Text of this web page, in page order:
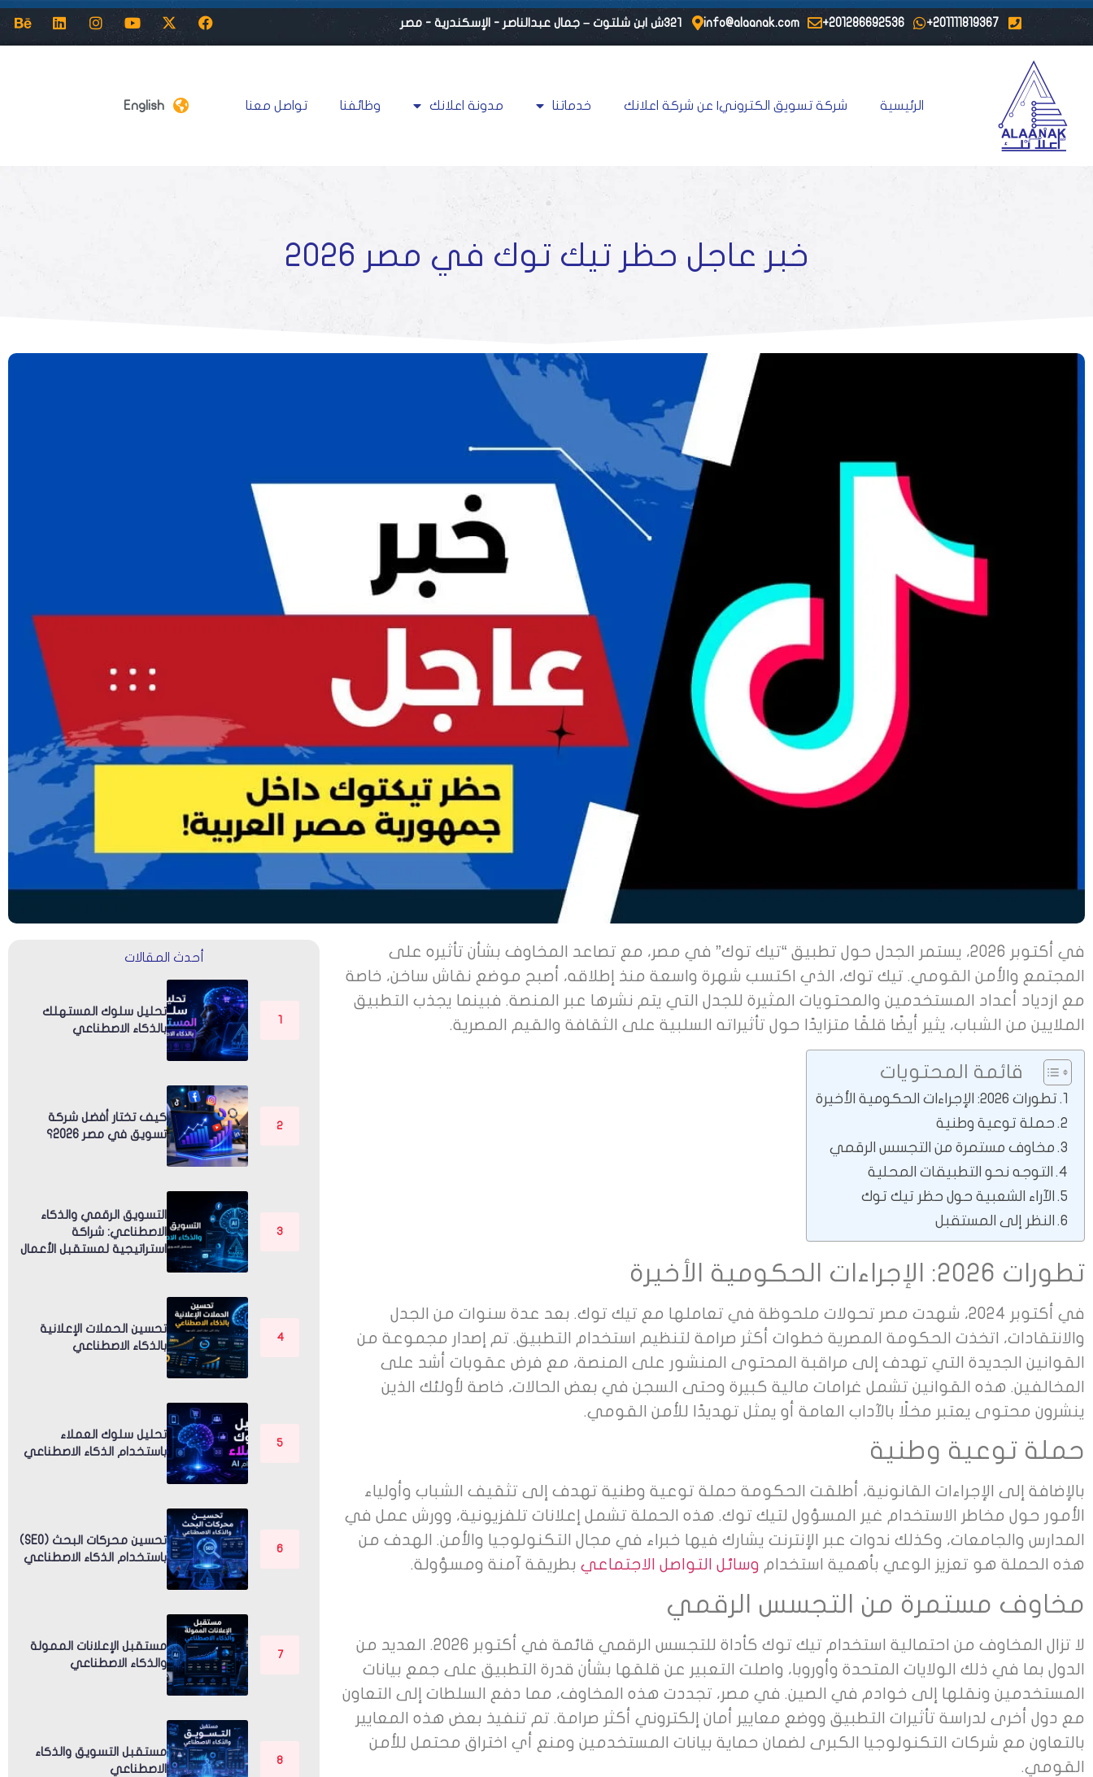
201111819367+
201286692536+
info@alaanak.com ٣٢١ش ابن شلتوت – جمال عبدالناصر - الإسكندرية - مصر
الرئيسية شركة تسويق الكتروني| عن شركة اعلانك خدماتنا مدونة اعلانك وظائفنا تواصل معنا English
خبر عاجل حظر تيك توك في مصر 2026
في أكتوبر 2026، يستمر الجدل حول تطبيق “تيك توك” في مصر، مع تصاعد المخاوف بشأن تأثيره على
المجتمع والأمن القومي. تيك توك، الذي اكتسب شهرة واسعة منذ إطلاقه، أصبح موضع نقاش ساخن، خاصة
مع ازدياد أعداد المستخدمين والمحتويات المثيرة للجدل التي يتم نشرها عبر المنصة. فبينما يجذب التطبيق
الملايين من الشباب، يثير أيضًا قلقًا متزايدًا حول تأثيراته السلبية على الثقافة والقيم المصرية.
قائمة المحتويات
تطورات 2026: الإجراءات الحكومية الأخيرة
حملة توعية وطنية
مخاوف مستمرة من التجسس الرقمي
التوجه نحو التطبيقات المحلية
الآراء الشعبية حول حظر تيك توك
النظر إلى المستقبل
تطورات 2026: الإجراءات الحكومية الأخيرة
في أكتوبر 2024، شهدت مصر تحولات ملحوظة في تعاملها مع تيك توك. بعد عدة سنوات من الجدل
والانتقادات، اتخذت الحكومة المصرية خطوات أكثر صرامة لتنظيم استخدام التطبيق. تم إصدار مجموعة من
القوانين الجديدة التي تهدف إلى مراقبة المحتوى المنشور على المنصة، مع فرض عقوبات أشد على
المخالفين. هذه القوانين تشمل غرامات مالية كبيرة وحتى السجن في بعض الحالات، خاصة لأولئك الذين
ينشرون محتوى يعتبر مخلًا بالآداب العامة أو يمثل تهديدًا للأمن القومي.
حملة توعية وطنية
بالإضافة إلى الإجراءات القانونية، أطلقت الحكومة حملة توعية وطنية تهدف إلى تثقيف الشباب وأولياء
الأمور حول مخاطر الاستخدام غير المسؤول لتيك توك. هذه الحملة تشمل إعلانات تلفزيونية، وورش عمل في
المدارس والجامعات، وكذلك ندوات عبر الإنترنت يشارك فيها خبراء في مجال التكنولوجيا والأمن. الهدف من
هذه الحملة هو تعزيز الوعي بأهمية استخدام وسائل التواصل الاجتماعي بطريقة آمنة ومسؤولة.
مخاوف مستمرة من التجسس الرقمي
لا تزال المخاوف من احتمالية استخدام تيك توك كأداة للتجسس الرقمي قائمة في أكتوبر 2026. العديد من
الدول بما في ذلك الولايات المتحدة وأوروبا، واصلت التعبير عن قلقها بشأن قدرة التطبيق على جمع بيانات
المستخدمين ونقلها إلى خوادم في الصين. في مصر، تجددت هذه المخاوف، مما دفع السلطات إلى التعاون
مع دول أخرى لدراسة تأثيرات التطبيق ووضع معايير أمان إلكتروني أكثر صرامة. تم تنفيذ بعض هذه المعايير
بالتعاون مع شركات التكنولوجيا الكبرى لضمان حماية بيانات المستخدمين ومنع أي اختراق محتمل للأمن
القومي.
أحدث المقالات
تحليل سلوك المستهلك
بالذكاء الاصطناعي
كيف تختار أفضل شركة
تسويق في مصر 2026؟
التسويق الرقمي والذكاء
الاصطناعي: شراكة
استراتيجية لمستقبل الأعمال
تحسين الحملات الإعلانية
بالذكاء الاصطناعي
تحليل سلوك العملاء
باستخدام الذكاء الاصطناعي
تحسين محركات البحث (SEO)
باستخدام الذكاء الاصطناعي
مستقبل الإعلانات الممولة
والذكاء الاصطناعي
مستقبل التسويق والذكاء
الاصطناعي